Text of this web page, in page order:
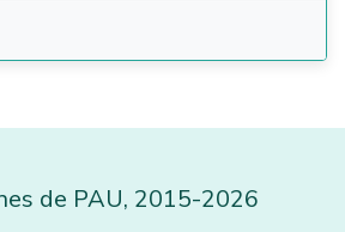
de PAU, 2015-2026